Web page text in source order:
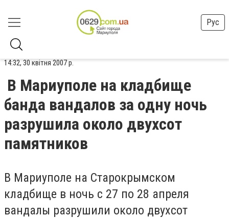
Рус
14:32, 30 квітня 2007 р.
В Мариуполе на кладбище
банда вандалов за одну ночь
разрушила около двухсот
памятников
В Мариуполе на Старокрымском
кладбище в ночь с 27 по 28 апреля
вандалы разрушили около двухсот